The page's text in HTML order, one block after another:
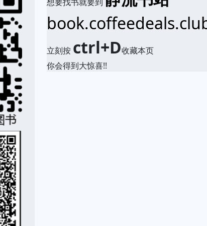
立刻按 ctrl+D收藏本页
你会得到大惊喜!!